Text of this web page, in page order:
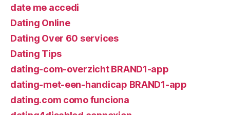
date me accedi
Dating Online
Dating Over 60 services
Dating Tips
dating-com-overzicht BRAND1-app
dating-met-een-handicap BRAND1-app
dating.com como funciona